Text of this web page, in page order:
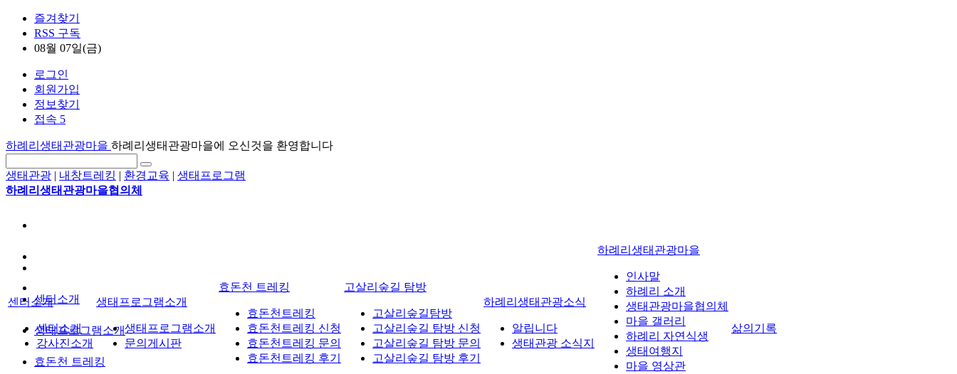
즐겨찾기
RSS 구독
08월 07일(금)
로그인
회원가입
정보찾기
접속 5
하례리생태관광마을 하례리생태관광마을에 오신것을 환영합니다
생태관광 | 내창트레킹 | 환경교육 | 생태프로그램
하례리생태관광마을협의체
센터소개
생태프로그램소개
효돈천 트레킹
센터소개
센터소개
강사진소개
생태프로그램소개
생태프로그램소개
문의게시판
효돈천 트레킹
효돈천트레킹
효돈천트레킹 신청
효돈천트레킹 문의
효돈천트레킹 후기
고살리숲길 탐방
고살리숲길탐방
고살리숲길 탐방 신청
고살리숲길 탐방 문의
고살리숲길 탐방 후기
하례리생태관광소식
알립니다
생태관광 소식지
하례리생태관광마을
인사말
하례리 소개
생태관광마을협의체
마을 갤러리
하례리 자연식생
생태여행지
마을 영상관
삶의기록